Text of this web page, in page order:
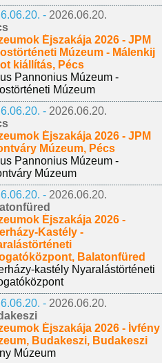
- 2026.06.20.
Éjszakája 2026 - JPM
Múzeum - Málenkij
kiállítás, Pécs
Pannonius Múzeum -
Múzeum
- 2026.06.20.
Éjszakája 2026 - JPM
Múzeum, Pécs
Pannonius Múzeum -
Múzeum
- 2026.06.20.
Éjszakája 2026 -
Kastély -
Balatonfüred
kastély Nyaralástörténeti
- 2026.06.20.
Éjszakája 2026 - Ívfény
Budakeszi, Budakeszi
Múzeum